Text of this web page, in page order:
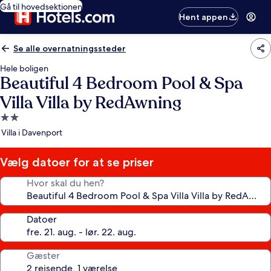
Gå til hovedsektionen
Hent appen
Se alle overnatningssteder
Hele boligen
Beautiful 4 Bedroom Pool & Spa
Villa Villa by RedAwning
2.0-
stjernet
Villa i Davenport
Vælg datoer for at se priser
Hvor skal du hen?
Datoer
Gæster